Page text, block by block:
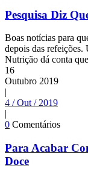
Pesquisa Diz
Boas notícias para
depois das
Nutrição dá conta
16
Outubro 2019
|
4 / Out / 2019
|
0 Comentários
Para Acabar
Doce